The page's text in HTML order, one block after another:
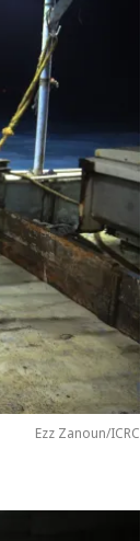
Ezz Zanoun/ICRC